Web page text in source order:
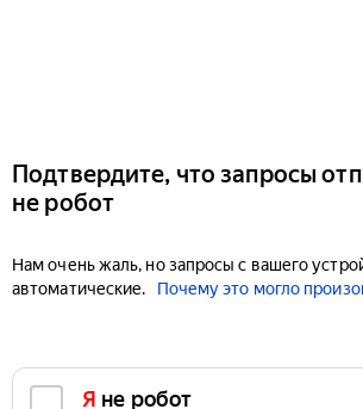
Подтвердите, что запросы
не робот
Нам очень жаль, но запросы с вашего
автоматические.
Почему это могло
Я не робот